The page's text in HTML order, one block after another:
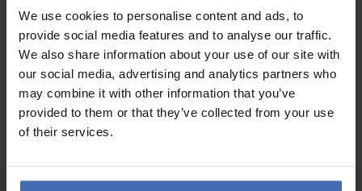
We use cookies to personalise content and ads, to
provide social media features and to analyse our traffic.
We also share information about your use of our site with
our social media, advertising and analytics partners who
may combine it with other information that you’ve
provided to them or that they’ve collected from your use
of their services.
ALLE RECENSIONI